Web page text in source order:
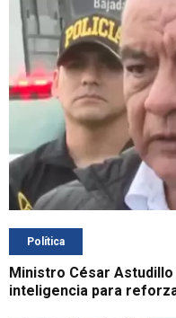
Política
Ministro César
inteligencia para